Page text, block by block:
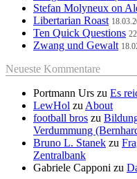
Stefan Molyneux on
Libertarian Roast
Ten Quick Questions
Zwang und Gewalt
Neueste Kommentare
Portmann Urs zu Es
LewHol zu About
football bros zu
Verdummung
Bruno L. Stanek zu
Zentralbank
Gabriele Capponi zu